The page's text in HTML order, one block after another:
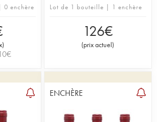
0 enchère
)
€
Lot de 1 bouteille | 1 enchère
126€
(prix actuel)
ENCHÈRE